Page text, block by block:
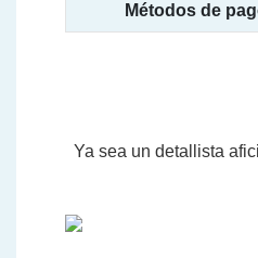
Métodos de
Ya sea un detallista